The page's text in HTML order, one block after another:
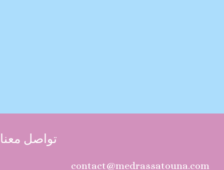
تواصل معنا
contact@medrassatouna.com